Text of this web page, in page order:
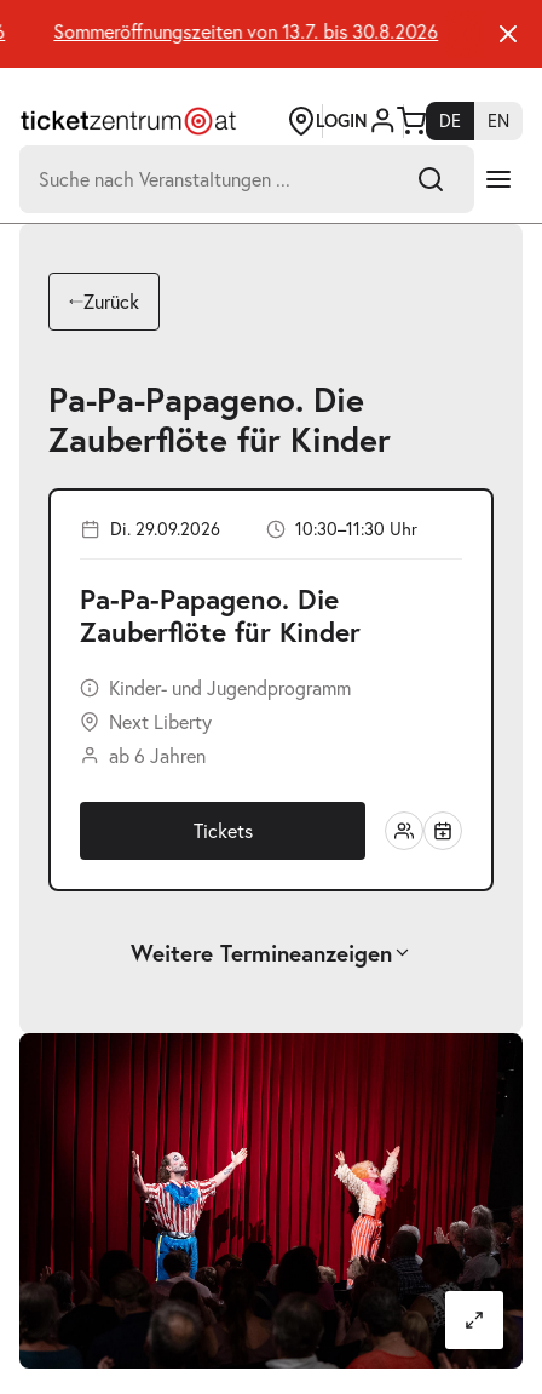
Seiteninhalt
springen
Sommeröffnungszeiten von 13.7. bis 30.8.2026
LOGIN DE
EN
nach:
Suchtreffer:
Zurück
Pa-Pa-Papageno. Die
Zauberflöte für Kinder
Di. 29.09.2026 10:30–11:30 Uhr
Pa-Pa-Papageno. Die
Zauberflöte für Kinder
Kinder- und Jugendprogramm
Next Liberty
ab 6 Jahren
Tickets
Weitere Termineanzeigen
Pa-Pa-Papageno. Die Zauberflöte für
Kinder-
Mi.
30.09.2026
Mi. 30.09.2026
10:30–11:30 Uhr
Tickets
Pa-Pa-Papageno. Die Zauberflöte für
Kinder
-
Mi.
30.09.2026
Mi. 30.09.2026
Bildergalerie
überspringen